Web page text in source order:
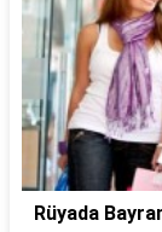
Rüyada